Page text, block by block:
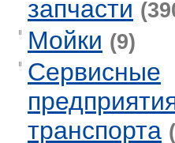
запчасти
Мойки (9)
Сервисные
транспорта